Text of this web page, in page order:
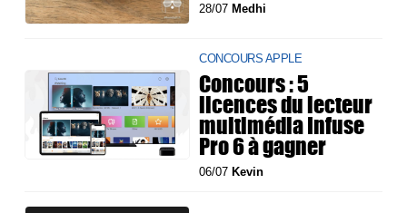
28/07Medhi
CONCOURS APPLE
Concours : 5
licences du lecteur
multimédia Infuse
Pro 6 à gagner
06/07Kevin